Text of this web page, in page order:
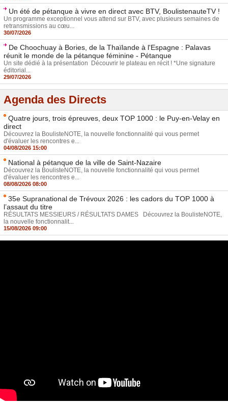
Un été de pétanque à vivre en direct avec BTV, BoulistenauteTV !
Un programme exceptionnel vous attend sur BTV, avec plusieurs semaines de
retransmissions au cœu...
30/07/2026
De Choochuay à Bories, de la Thaïlande à l'Espagne : Palavas
réunit le monde de la pétanque féminine - Pétanque
Un site dédié à la présentation Découvrir le plateau en récit ! *Une signature
éditorial...
29/07/2026
Agenda des Directs
Quatre jours, trois épreuves, deux TOP 1000 : le Puy-en-Velay en
direct
Découvrez la BoulisteNOTE, la nouvelle fonctionnalité qui vous permet
d'évaluer les rencontres e...
04/08/2026 15:00
National à pétanque de la ville de Saint-Nazaire
Découvrez la BoulisteNOTE, la nouvelle fonctionnalité qui vous permet
d'évaluer les rencontres e...
08/08/2026 08:00
35e Supranational de Trévoux 2026 : les cadors du TOP 1000 à
l’assaut du titre
RÉSULTATS MESSIEURS / RÉSULTATS DAMES Découvrez la BoulisteNOTE,
la nouvelle fonctionnalit...
15/08/2026 09:00